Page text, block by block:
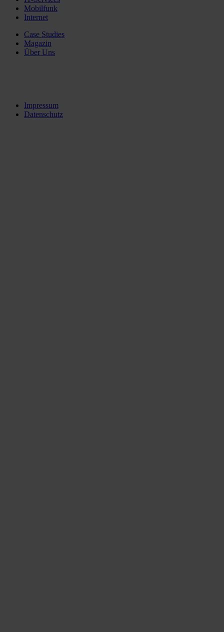
Mobilfunk
Internet
Case Studies
Magazin
Über Uns
Impressum
Datenschutz